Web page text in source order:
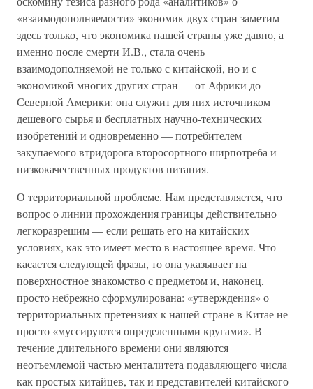
«взаимодополняемости» экономик двух стран заметим
здесь только, что экономика нашей страны уже давно, а
именно после смерти И.В., стала очень
взаимодополняемой не только с китайской, но и с
экономикой многих других стран — от Африки до
Северной Америки: она служит для них источником
дешевого сырья и бесплатных научно-технических
изобретений и одновременно — потребителем
закупаемого втридорога второсортного ширпотреба и
низкокачественных продуктов питания.
О территориальной проблеме. Нам представляется, что
вопрос о линии прохождения границы действительно
легкоразрешим — если решать его на китайских
условиях, как это имеет место в настоящее время. Что
касается следующей фразы, то она указывает на
поверхностное знакомство с предметом и, наконец,
просто небрежно сформулирована: «утверждения» о
территориальных претензиях к нашей стране в Китае не
просто «муссируются определенными кругами». В
течение длительного времени они являются
неотъемлемой частью менталитета подавляющего числа
как простых китайцев, так и представителей китайского